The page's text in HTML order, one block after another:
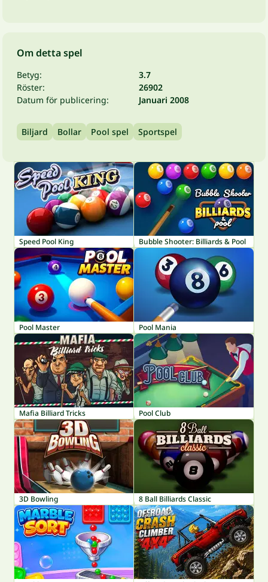
Om detta spel
Betyg:
3.7
Röster:
26902
Datum för publicering:
Januari 2008
Biljard Bollar Pool spel Sportspel
Speed Pool King Bubble Shooter: Billiards & Pool
Pool Master Pool Mania
Mafia Billiard Tricks Pool Club
3D Bowling 8 Ball Billiards Classic